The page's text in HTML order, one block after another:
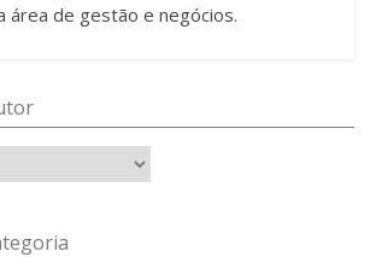
área de gestão e negócios.